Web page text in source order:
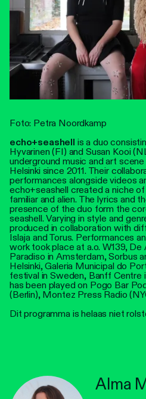
Foto: Petra Noordkamp
echo+seashell is a duo
Hyvarinen (FI) and Susan Kooi
underground music and art
Helsinki since 2011. Their
performances alongside videos
echo+seashell created a niche
familiar and alien. The lyrics and
presence of the duo form the
seashell. Varying in style and
produced in collaboration with
Islaja and Torus. Performances
work took place at a.o. W139,
Paradiso in Amsterdam, Sorbus
Helsinki, Galeria Municipal do
festival in Sweden, Banff Centre
has been played on Pogo Bar
(Berlin), Montez Press Radio
Dit programma is helaas niet
Alma